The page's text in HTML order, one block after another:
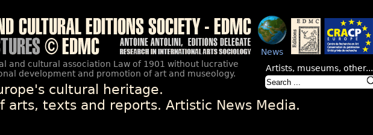
News
and cultural association Law of 1901 without lucrative
development and promotion of art and museology.
cultural heritage.
arts, texts and reports. Artistic News Media.
Artists, museums, other...